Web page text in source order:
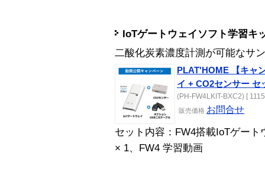
IoTゲートウェイソフト学習キ
二酸化炭素濃度計測が可能なサ
PLAT'HOME 【キャ
イ + CO2センサー セ
(PH-FW4LKIT-BXC2) [
販売価格 お問合せ
セット内容：FW4搭載IoTゲー
× 1、FW4 学習動画